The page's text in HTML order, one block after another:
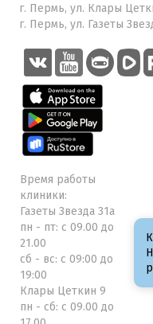
г. Пермь, ул. Клары
г. Пермь, ул. Газеты
Время работы
клиники:
Газеты Звезда 31а
пн - пт: с 09.00 до
21.00
сб - вс: с 09:00 до
19:00
Клары Цеткин 9
пн - сб: с 09.00 до